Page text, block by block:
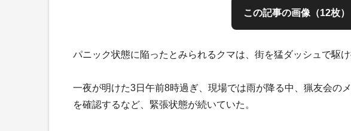
この記事の画像（12枚）
パニック状態に陥ったとみられるクマは、街を猛ダッシュで駆
一夜が明けた3日午前8時過ぎ、現場では雨が降る中、猟友会の
を確認するなど、緊張状態が続いていた。